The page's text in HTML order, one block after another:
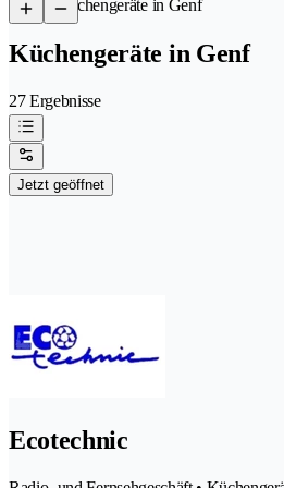
/Küchengeräte in Genf
Küchengeräte in Genf
27 Ergebnisse
Jetzt geöffnet
Ecotechnic